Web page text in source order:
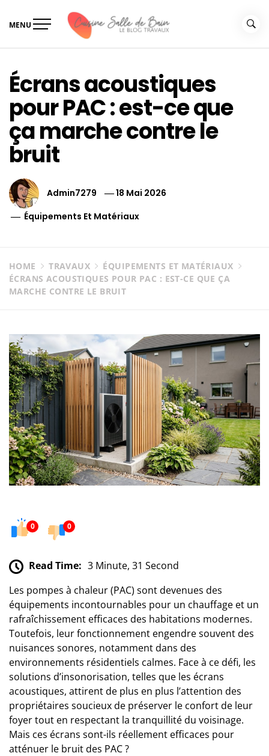
MENU
Écrans acoustiques
pour PAC : est-ce que
ça marche contre le
bruit
Admin7279
18 Mai 2026
Équipements Et Matériaux
HOME TRAVAUX
ÉQUIPEMENTS ET MATÉRIAUX
ÉCRANS ACOUSTIQUES POUR PAC : EST-CE QUE ÇA
MARCHE CONTRE LE BRUIT
0 0
Read Time: 3 Minute, 31 Second
Les pompes à chaleur (PAC) sont devenues des
équipements incontournables pour un chauffage et un
rafraîchissement efficaces des habitations modernes.
Toutefois, leur fonctionnement engendre souvent des
nuisances sonores, notamment dans des
environnements résidentiels calmes. Face à ce défi, les
solutions d’insonorisation, telles que les écrans
acoustiques, attirent de plus en plus l’attention des
propriétaires soucieux de préserver le confort de leur
foyer tout en respectant la tranquillité du voisinage.
Mais ces écrans sont-ils réellement efficaces pour
atténuer le bruit des PAC ?